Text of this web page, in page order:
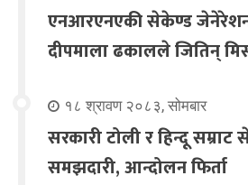
एनआरएनएकी सेकेण्ड
दीपमाला ढकालले जितिन्
१८ श्रावण २०८३, सोमबार
सरकारी टोली र हिन्दू
समझदारी, आन्दोलन फिर्ता